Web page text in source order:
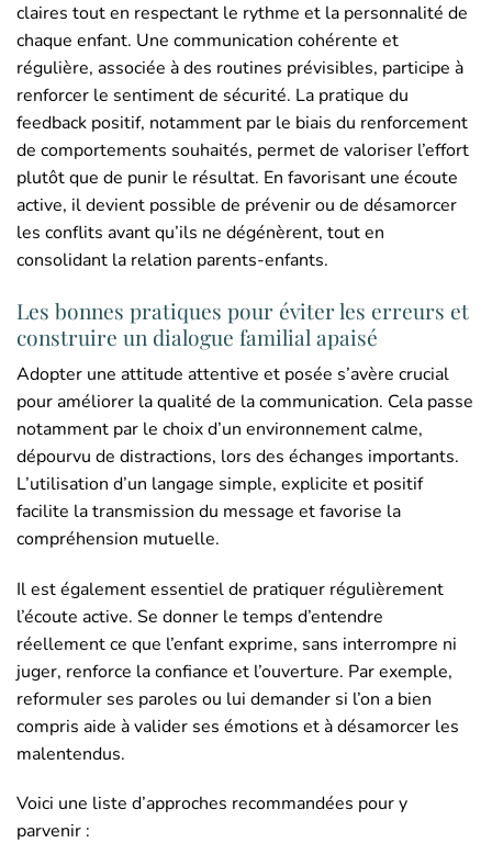
claires tout en respectant le rythme et la personnalité de
chaque enfant. Une communication cohérente et
régulière, associée à des routines prévisibles, participe à
renforcer le sentiment de sécurité. La pratique du
feedback positif, notamment par le biais du renforcement
de comportements souhaités, permet de valoriser l’effort
plutôt que de punir le résultat. En favorisant une écoute
active, il devient possible de prévenir ou de désamorcer
les conflits avant qu’ils ne dégénèrent, tout en
consolidant la relation parents-enfants.
Les bonnes pratiques pour éviter les erreurs et
construire un dialogue familial apaisé
Adopter une attitude attentive et posée s’avère crucial
pour améliorer la qualité de la communication. Cela passe
notamment par le choix d’un environnement calme,
dépourvu de distractions, lors des échanges importants.
L’utilisation d’un langage simple, explicite et positif
facilite la transmission du message et favorise la
compréhension mutuelle.
Il est également essentiel de pratiquer régulièrement
l’écoute active. Se donner le temps d’entendre
réellement ce que l’enfant exprime, sans interrompre ni
juger, renforce la confiance et l’ouverture. Par exemple,
reformuler ses paroles ou lui demander si l’on a bien
compris aide à valider ses émotions et à désamorcer les
malentendus.
Voici une liste d’approches recommandées pour y
parvenir :